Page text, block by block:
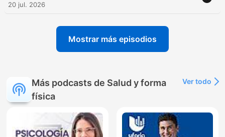
20 jul. 2026
Mostrar más episodios
Más podcasts de Salud y forma
física
Ver todo